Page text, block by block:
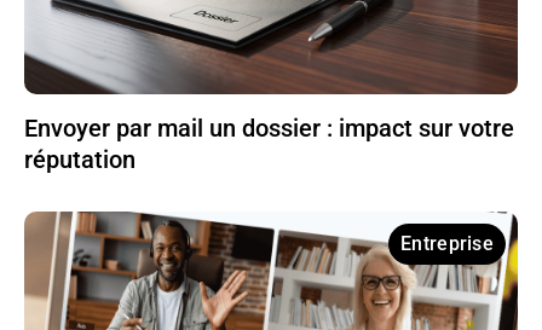
Envoyer par mail un dossier : impact sur votre
réputation
Entreprise